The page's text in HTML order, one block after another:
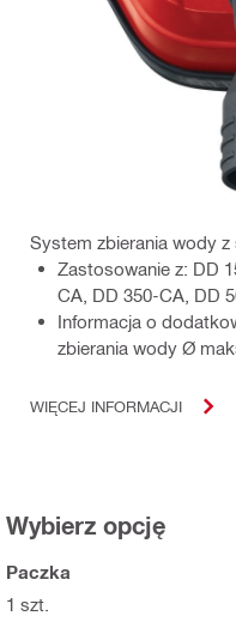
System zbierania wody z
Zastosowanie z: DD
CA, DD 350-CA, DD
Informacja o
zbierania wody Ø
WIĘCEJ INFORMACJI
Wybierz opcję
Paczka
1 szt.